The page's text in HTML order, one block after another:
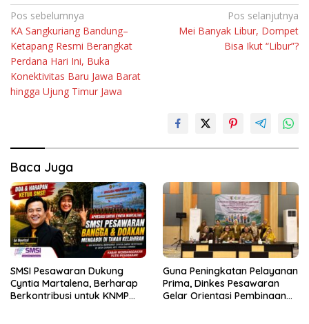
Navigasi
pos
Pos sebelumnya
KA Sangkuriang Bandung–
Ketapang Resmi Berangkat
Perdana Hari Ini, Buka
Konektivitas Baru Jawa Barat
hingga Ujung Timur Jawa
Pos selanjutnya
Mei Banyak Libur, Dompet
Bisa Ikut “Libur”?
Baca Juga
SMSI Pesawaran Dukung
Cyntia Martalena, Berharap
Berkontribusi untuk KNMP
Guna Peningkatan Pelayanan
Prima, Dinkes Pesawaran
Gelar Orientasi Pembinaan